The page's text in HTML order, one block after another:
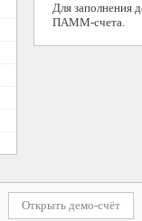
Для заполнения
ПАММ-счета.
Открыть демо-счёт